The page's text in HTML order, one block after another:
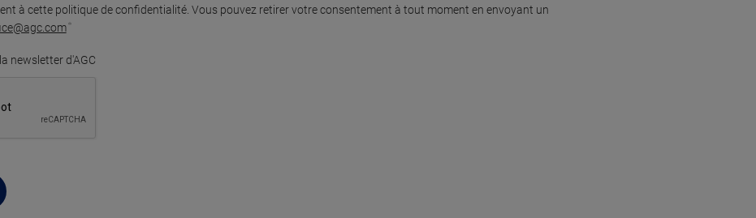
à cette politique de confidentialité. Vous pouvez retirer votre consentement à tout moment en envoyant un
newsletter d'AGC